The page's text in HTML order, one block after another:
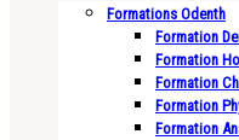
Formations Odenth
Formation
Formation
Formation
Formation
Formation